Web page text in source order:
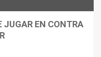
JUGAR EN CONTRA